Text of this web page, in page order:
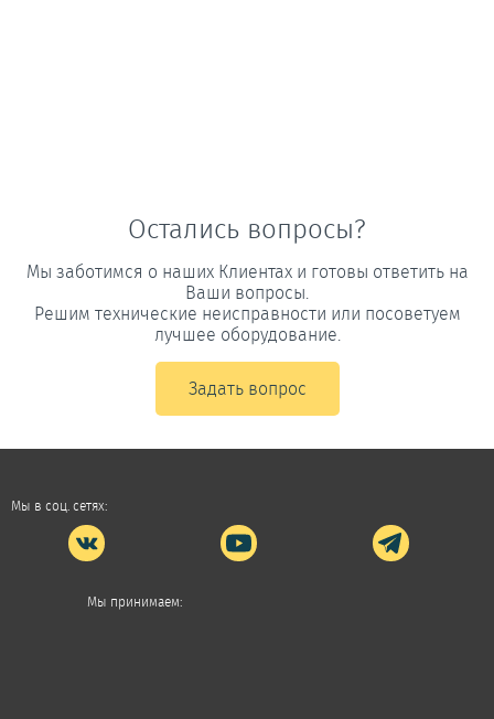
Остались вопросы?
Мы заботимся о наших Клиентах и готовы ответить на
Ваши вопросы.
Решим технические неисправности или посоветуем
лучшее оборудование.
Задать вопрос
Мы в соц. сетях:
Мы принимаем: